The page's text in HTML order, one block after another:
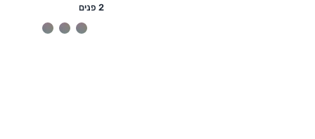
2 פנים
צהובמעורבמעורבמעורב